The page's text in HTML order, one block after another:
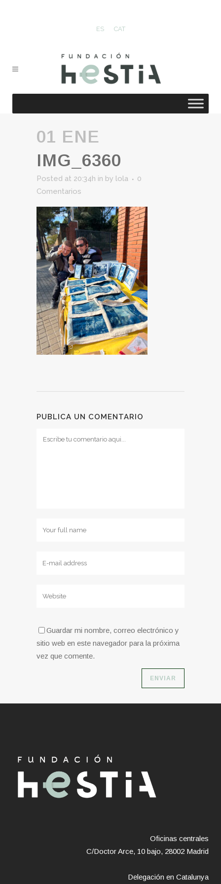
ES CAT
01 ENE
IMG_6360
Posted at 20:34h in by lola
0
Comentarios
PUBLICA UN COMENTARIO
Guardar mi nombre, correo electrónico y
sitio web en este navegador para la próxima
vez que comente.
Oficinas centrales
C/Doctor Arce, 10 bajo, 28002 Madrid
Delegación en Catalunya